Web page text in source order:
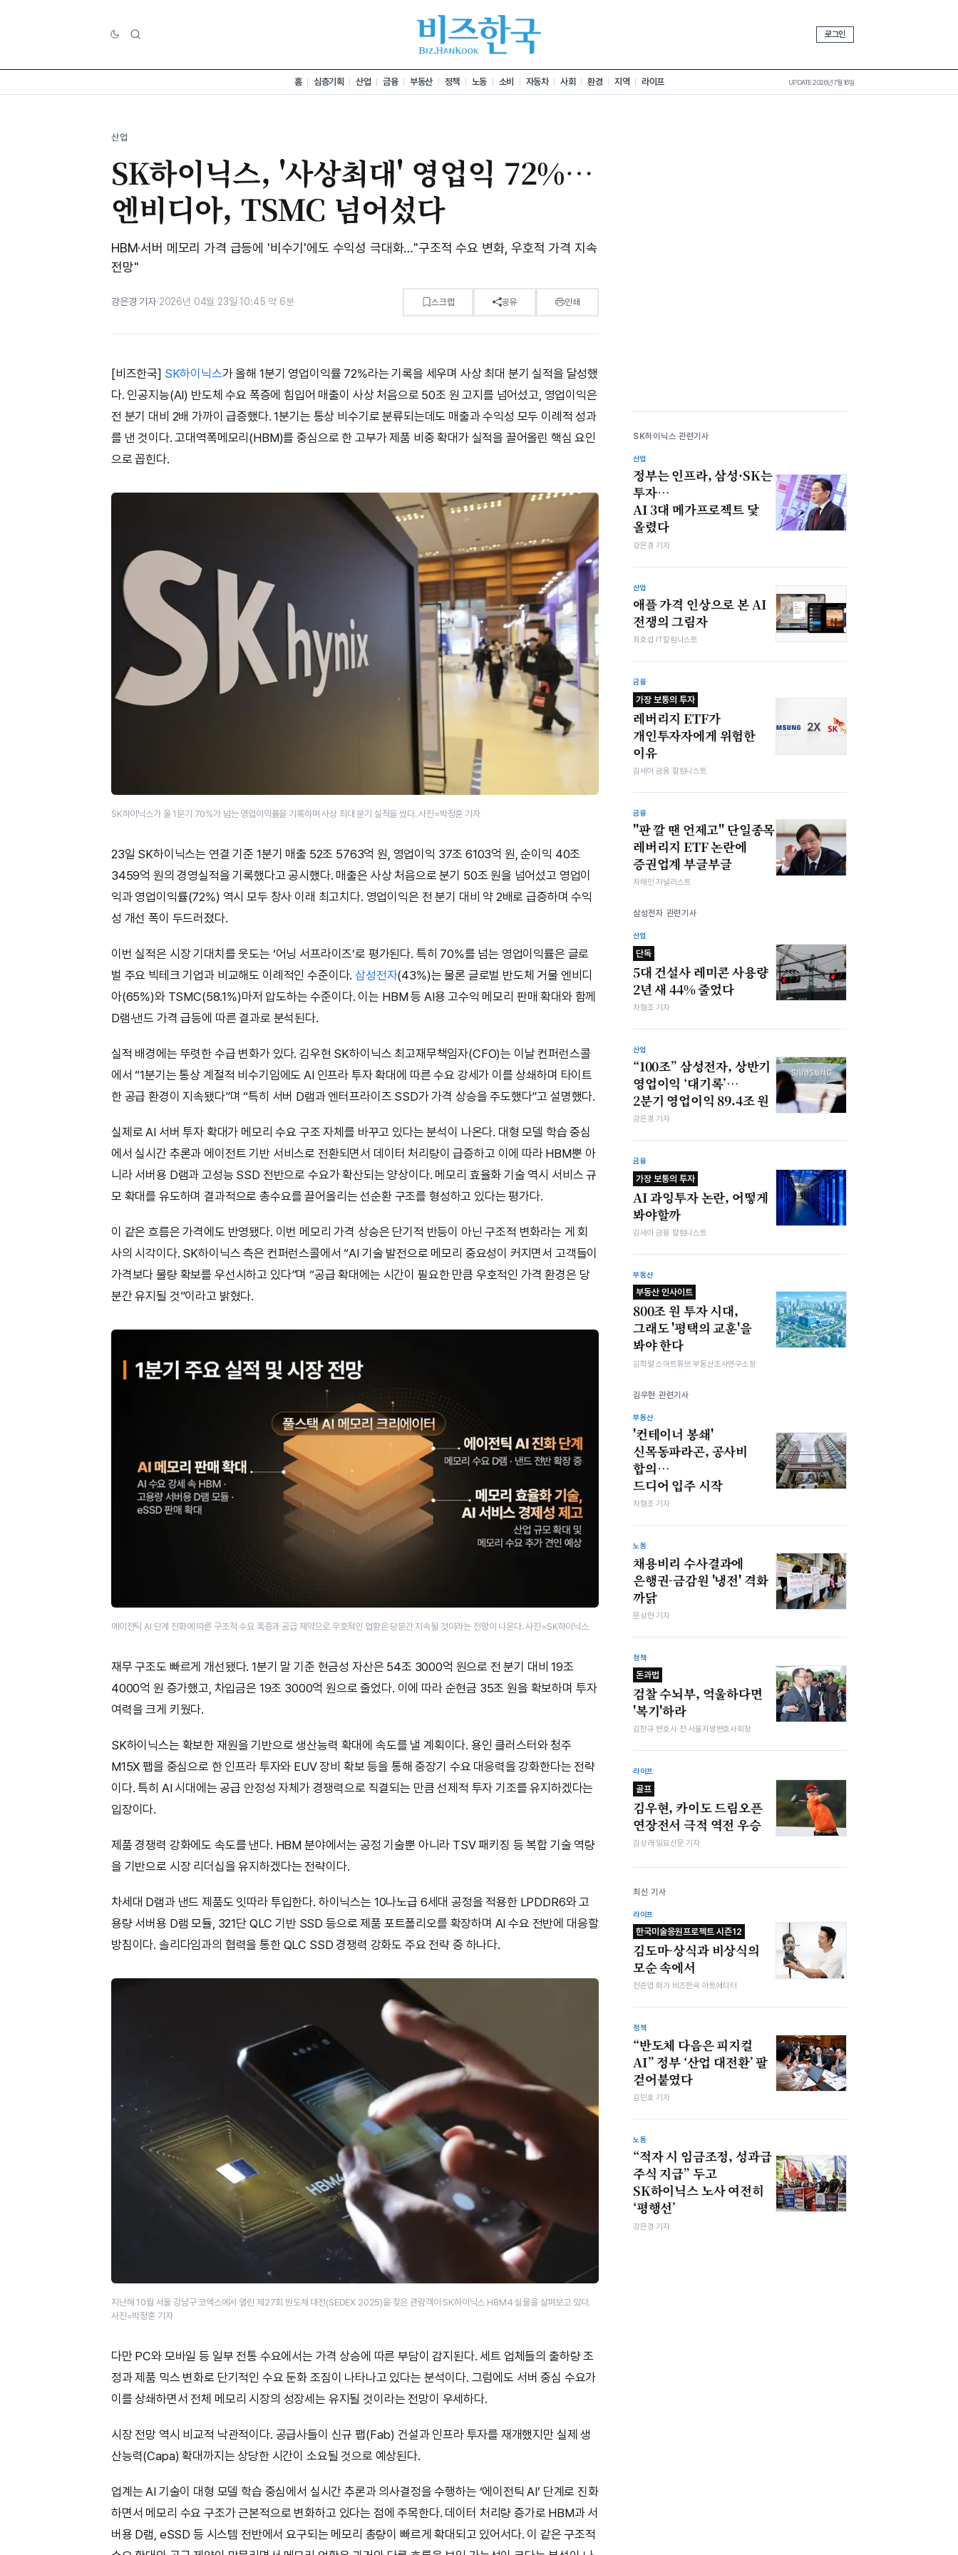
로그인
홈 심층기획 산업 금융 부동산 정책 노동 소비 자동차 사회 환경 지역 라이프 UPDATE 2026년 7월 16일
산업
SK하이닉스, '사상최대' 영업익 72%…
엔비디아, TSMC 넘어섰다
HBM·서버 메모리 가격 급등에 '비수기'에도 수익성 극대화…"구조적 수요 변화, 우호적 가격 지속
전망"
강은경 기자·2026년 04월 23일 10:45·약 6분 스크랩 공유 인쇄
[비즈한국] SK하이닉스가 올해 1분기 영업이익률 72%라는 기록을 세우며 사상 최대 분기 실적을 달성했
다. 인공지능(AI) 반도체 수요 폭증에 힘입어 매출이 사상 처음으로 50조 원 고지를 넘어섰고, 영업이익은
전 분기 대비 2배 가까이 급증했다. 1분기는 통상 비수기로 분류되는데도 매출과 수익성 모두 이례적 성과
를 낸 것이다. 고대역폭메모리(HBM)를 중심으로 한 고부가 제품 비중 확대가 실적을 끌어올린 핵심 요인
으로 꼽힌다.
SK하이닉스가 올 1분기 70%가 넘는 영업이익률을 기록하며 사상 최대 분기 실적을 썼다. 사진=박정훈 기자
23일 SK하이닉스는 연결 기준 1분기 매출 52조 5763억 원, 영업이익 37조 6103억 원, 순이익 40조
3459억 원의 경영실적을 기록했다고 공시했다. 매출은 사상 처음으로 분기 50조 원을 넘어섰고 영업이
익과 영업이익률(72%) 역시 모두 창사 이래 최고치다. 영업이익은 전 분기 대비 약 2배로 급증하며 수익
성 개선 폭이 두드러졌다.
이번 실적은 시장 기대치를 웃도는 ‘어닝 서프라이즈’로 평가된다. 특히 70%를 넘는 영업이익률은 글로
벌 주요 빅테크 기업과 비교해도 이례적인 수준이다.삼성전자(43%)는 물론 글로벌 반도체 거물 엔비디
아(65%)와 TSMC(58.1%)마저 압도하는 수준이다. 이는 HBM 등 AI용 고수익 메모리 판매 확대와 함께
D램·낸드 가격 급등에 따른 결과로 분석된다.
실적 배경에는 뚜렷한 수급 변화가 있다. 김우현 SK하이닉스 최고재무책임자(CFO)는 이날 컨퍼런스콜
에서 “1분기는 통상 계절적 비수기임에도 AI 인프라 투자 확대에 따른 수요 강세가 이를 상쇄하며 타이트
한 공급 환경이 지속됐다”며 “특히 서버 D램과 엔터프라이즈 SSD가 가격 상승을 주도했다”고 설명했다.
실제로 AI 서버 투자 확대가 메모리 수요 구조 자체를 바꾸고 있다는 분석이 나온다. 대형 모델 학습 중심
에서 실시간 추론과 에이전트 기반 서비스로 전환되면서 데이터 처리량이 급증하고 이에 따라 HBM뿐 아
니라 서버용 D램과 고성능 SSD 전반으로 수요가 확산되는 양상이다. 메모리 효율화 기술 역시 서비스 규
모 확대를 유도하며 결과적으로 총수요를 끌어올리는 선순환 구조를 형성하고 있다는 평가다.
이 같은 흐름은 가격에도 반영됐다. 이번 메모리 가격 상승은 단기적 반등이 아닌 구조적 변화라는 게 회
사의 시각이다. SK하이닉스 측은 컨퍼런스콜에서 “AI 기술 발전으로 메모리 중요성이 커지면서 고객들이
가격보다 물량 확보를 우선시하고 있다”며 “공급 확대에는 시간이 필요한 만큼 우호적인 가격 환경은 당
분간 유지될 것”이라고 밝혔다.
에이전틱 AI 단계 진화에 따른 구조적 수요 폭증과 공급 제약으로 우호적인 업황은 당분간 지속될 것이라는 전망이 나온다. 사진=SK하이닉스
재무 구조도 빠르게 개선됐다. 1분기 말 기준 현금성 자산은 54조 3000억 원으로 전 분기 대비 19조
4000억 원 증가했고, 차입금은 19조 3000억 원으로 줄었다. 이에 따라 순현금 35조 원을 확보하며 투자
여력을 크게 키웠다.
SK하이닉스는 확보한 재원을 기반으로 생산능력 확대에 속도를 낼 계획이다. 용인 클러스터와 청주
M15X 팹을 중심으로 한 인프라 투자와 EUV 장비 확보 등을 통해 중장기 수요 대응력을 강화한다는 전략
이다. 특히 AI 시대에는 공급 안정성 자체가 경쟁력으로 직결되는 만큼 선제적 투자 기조를 유지하겠다는
입장이다.
제품 경쟁력 강화에도 속도를 낸다. HBM 분야에서는 공정 기술뿐 아니라 TSV 패키징 등 복합 기술 역량
을 기반으로 시장 리더십을 유지하겠다는 전략이다.
차세대 D램과 낸드 제품도 잇따라 투입한다. 하이닉스는 10나노급 6세대 공정을 적용한 LPDDR6와 고
용량 서버용 D램 모듈, 321단 QLC 기반 SSD 등으로 제품 포트폴리오를 확장하며 AI 수요 전반에 대응할
방침이다. 솔리다임과의 협력을 통한 QLC SSD 경쟁력 강화도 주요 전략 중 하나다.
지난해 10월 서울 강남구 코엑스에서 열린 제27회 반도체 대전(SEDEX 2025)을 찾은 관람객이 SK하이닉스 HBM4 실물을 살펴보고 있다.
사진=박정훈 기자
다만 PC와 모바일 등 일부 전통 수요에서는 가격 상승에 따른 부담이 감지된다. 세트 업체들의 출하량 조
정과 제품 믹스 변화로 단기적인 수요 둔화 조짐이 나타나고 있다는 분석이다. 그럼에도 서버 중심 수요가
이를 상쇄하면서 전체 메모리 시장의 성장세는 유지될 것이라는 전망이 우세하다.
시장 전망 역시 비교적 낙관적이다. 공급사들이 신규 팹(Fab) 건설과 인프라 투자를 재개했지만 실제 생
산능력(Capa) 확대까지는 상당한 시간이 소요될 것으로 예상된다.
업계는 AI 기술이 대형 모델 학습 중심에서 실시간 추론과 의사결정을 수행하는 ‘에이전틱 AI’ 단계로 진화
하면서 메모리 수요 구조가 근본적으로 변화하고 있다는 점에 주목한다. 데이터 처리량 증가로 HBM과 서
버용 D램, eSSD 등 시스템 전반에서 요구되는 메모리 총량이 빠르게 확대되고 있어서다. 이 같은 구조적
SK하이닉스 관련기사
산업
정부는 인프라, 삼성·SK는
투자…
AI 3대 메가프로젝트 닻
올렸다
강은경 기자
산업
애플 가격 인상으로 본 AI
전쟁의 그림자
최호섭 IT칼럼니스트
금융
가장 보통의 투자
레버리지 ETF가
개인투자자에게 위험한
이유
김세아 금융 칼럼니스트
금융
"판 깔 땐 언제고" 단일종목
레버리지 ETF 논란에
증권업계 부글부글
차해인 저널리스트
삼성전자 관련기사
산업
단독
5대 건설사 레미콘 사용량
2년 새 44% 줄었다
차형조 기자
산업
“100조” 삼성전자, 상반기
영업이익 ‘대기록’…
2분기 영업이익 89.4조 원
강은경 기자
금융
가장 보통의 투자
AI 과잉투자 논란, 어떻게
봐야할까
김세아 금융 칼럼니스트
부동산
부동산 인사이트
800조 원 투자 시대,
그래도 '평택의 교훈'을
봐야 한다
김학렬 스마트튜브 부동산조사연구소장
김우현 관련기사
부동산
'컨테이너 봉쇄'
신목동파라곤, 공사비
합의…
드디어 입주 시작
차형조 기자
노동
채용비리 수사결과에
은행권-금감원 '냉전' 격화
까닭
문상현 기자
정책
돈과법
검찰 수뇌부, 억울하다면
'복기'하라
김한규 변호사·전 서울지방변호사회장
라이프
골프
김우현, 카이도 드림오픈
연장전서 극적 역전 우승
김상래 일요신문 기자
최신 기사
라이프
한국미술응원프로젝트 시즌12
김도마-상식과 비상식의
모순 속에서
전준엽 화가·비즈한국 아트에디터
정책
“반도체 다음은 피지컬
AI” 정부 ‘산업 대전환’ 팔
걷어붙였다
김민호 기자
노동
“적자 시 임금조정, 성과급
주식 지급” 두고
SK하이닉스 노사 여전히
‘평행선’
강은경 기자